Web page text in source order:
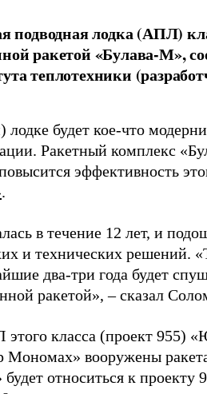
подводная лодка (АПЛ)
ракетой «Булава-М»,
теплотехники
будет кое-что
Ракетный комплекс
эффективность
.
в течение 12 лет, и
и технических решений.
два-три года будет
ракетой», – сказал
класса (проект 955)
вооружены
относиться к проекту